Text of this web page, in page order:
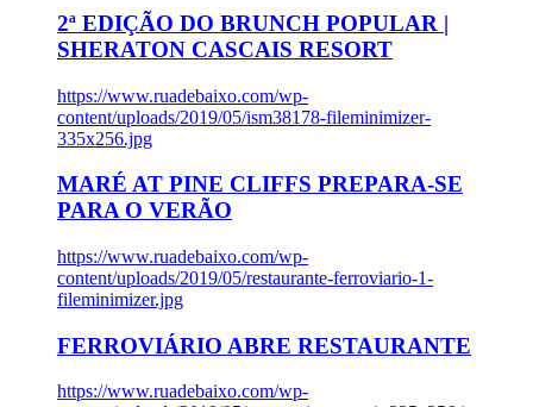
2ª EDIÇÃO DO BRUNCH POPULAR |
SHERATON CASCAIS RESORT
https://www.ruadebaixo.com/wp-
content/uploads/2019/05/ism38178-fileminimizer-
335x256.jpg
MARÉ AT PINE CLIFFS PREPARA-SE
PARA O VERÃO
https://www.ruadebaixo.com/wp-
content/uploads/2019/05/restaurante-ferroviario-1-
fileminimizer.jpg
FERROVIÁRIO ABRE RESTAURANTE
https://www.ruadebaixo.com/wp-